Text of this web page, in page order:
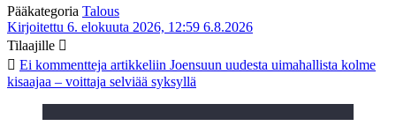
Pääkategoria Talous
Kirjoitettu 6. elokuuta 2026, 12:59 6.8.2026
Tilaajille
Ei kommentteja artikkeliin Joensuun uudesta uimahallista kolme
kisaajaa – voittaja selviää syksyllä